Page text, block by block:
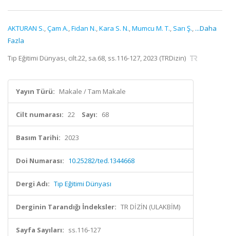
AKTURAN S.,Çam A.,Fidan N.,Kara S. N.,Mumcu M. T., Sarı Ş., ...Daha
Fazla
Tıp Eğitimi Dünyası, cilt.22, sa.68, ss.116-127, 2023 (TRDizin)
Yayın Türü: Makale / Tam Makale
Cilt numarası: 22 Sayı: 68
Basım Tarihi: 2023
Doi Numarası: 10.25282/ted.1344668
Dergi Adı: Tıp Eğitimi Dünyası
Derginin Tarandığı İndeksler: TR DİZİN (ULAKBİM)
Sayfa Sayıları: ss.116-127